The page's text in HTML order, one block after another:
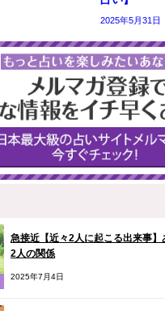
2025年5月31日
急接近【近々2人に起こる出来事
2人の関係
2025年7月4日